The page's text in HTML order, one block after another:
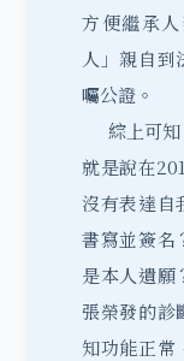
方便繼承
人」親自
囑公證。
綜上可知
就是說在
沒有表達自
書寫並簽名
是本人遺願
張榮發的診
知功能正常